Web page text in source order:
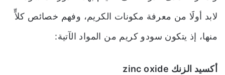
لابد أولََا من معرفة مكونات الكريم، وفهم خصائص كلاٍّ
منها، إذ يتكون سودو كريم من المواد الآتية:
أكسيد الزنك zinc oxide